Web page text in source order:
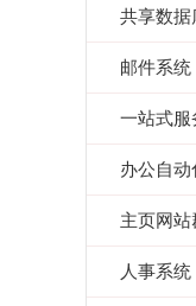
共享数据
邮件系统
一站式服
办公自动
主页网站
人事系统